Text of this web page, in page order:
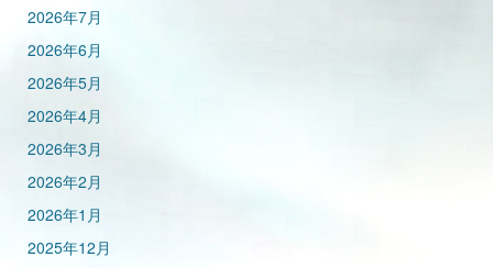
2026年7月
2026年6月
2026年5月
2026年4月
2026年3月
2026年2月
2026年1月
2025年12月